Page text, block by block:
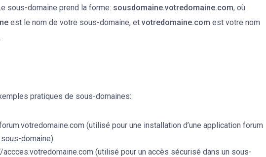
sous-domaine prend la forme: sousdomaine.votredomaine.com, où
est le nom de votre sous-domaine, et votredomaine.com est votre nom
pratiques de sous-domaines:
(utilisé pour une installation d’une application forum
sous-domaine)
(utilisé pour un accès sécurisé dans un sous-